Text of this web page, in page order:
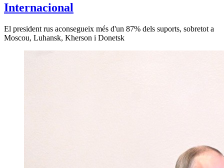
Internacional
El president rus aconsegueix més d'un 87% dels suports, sobretot a
Moscou, Luhansk, Kherson i Donetsk